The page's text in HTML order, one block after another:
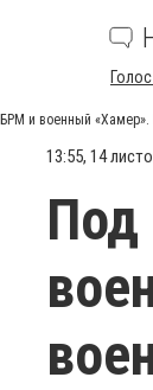
и военный
13:55, 14
Под